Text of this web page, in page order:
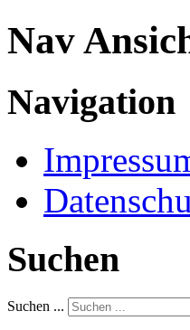
Nav
Navigation
Suchen
Suchen ...